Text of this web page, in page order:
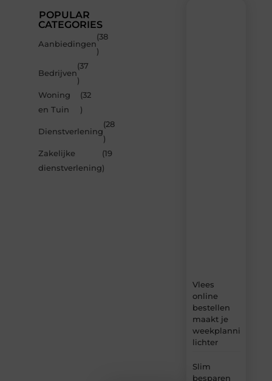
POPULAR
CATEGORIES
Aanbiedingen
(38
)
Bedrijven
(37
)
Woning
en Tuin
(32
)
Dienstverlening
(28
)
Zakelijke
dienstverlening
(19
)
Vlees
online
bestellen
maakt je
weekplanning
lichter
Slim
besparen